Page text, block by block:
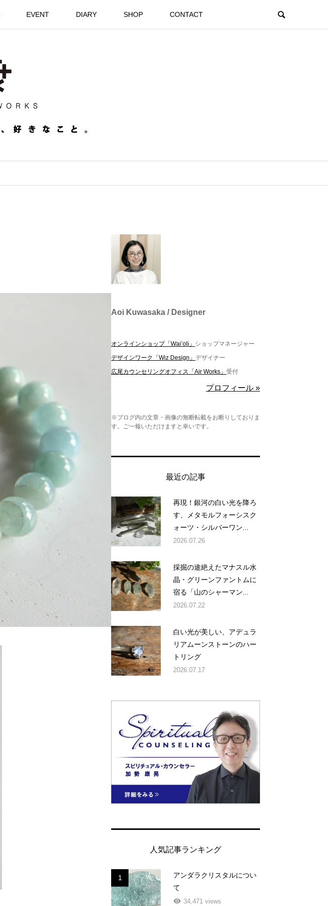
EVENT DIARY SHOP CONTACT
Aoi Kuwasaka / Designer
オンラインショップ「Wai’oli」 ショップマネージャー
デザインワーク「Wiz Design」 デザイナー
広尾カウンセリングオフィス「Air Works」 受付
プロフィール »
※ブログ内の文章・画像の無断転載をお断りしておりま
す。ご一報いただけますと幸いです。
最近の記事
再現！銀河の白い光を降ろ
す、メタモルフォーシスク
ォーツ・シルバーワン...
2026.07.26
採掘の途絶えたマナスル水
晶・グリーンファントムに
宿る「山のシャーマン...
2026.07.22
白い光が美しい、アデュラ
リアムーンストーンのハー
トリング
2026.07.17
人気記事ランキング
1
アンダラクリスタルについ
て
34,471 views